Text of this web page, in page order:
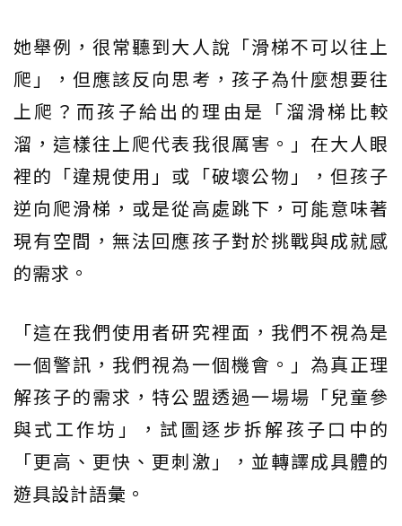
她舉例，很常聽到大人說「滑梯不可以往上
爬」，但應該反向思考，孩子為什麼想要往
上爬？而孩子給出的理由是「溜滑梯比較
溜，這樣往上爬代表我很厲害。」在大人眼
裡的「違規使用」或「破壞公物」，但孩子
逆向爬滑梯，或是從高處跳下，可能意味著
現有空間，無法回應孩子對於挑戰與成就感
的需求。
「這在我們使用者研究裡面，我們不視為是
一個警訊，我們視為一個機會。」為真正理
解孩子的需求，特公盟透過一場場「兒童參
與式工作坊」，試圖逐步拆解孩子口中的
「更高、更快、更刺激」，並轉譯成具體的
遊具設計語彙。